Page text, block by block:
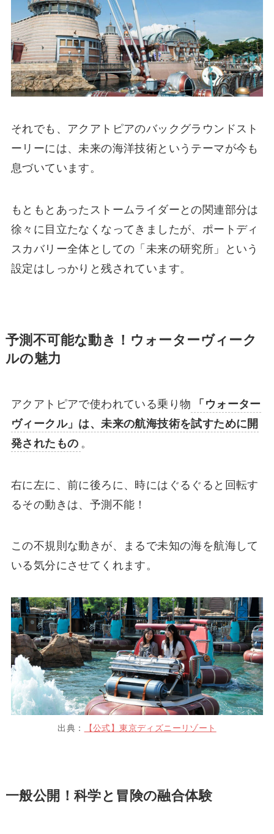
それでも、アクアトピアのバックグラウンドスト
ーリーには、未来の海洋技術というテーマが今も
息づいています。
もともとあったストームライダーとの関連部分は
徐々に目立たなくなってきましたが、ポートディ
スカバリー全体としての「未来の研究所」という
設定はしっかりと残されています。
予測不可能な動き！ウォーターヴィーク
ルの魅力
アクアトピアで使われている乗り物
「ウォーター
ヴィークル」は、未来の航海技術を試すために開
発されたもの 。
右に左に、前に後ろに、時にはぐるぐると回転す
るその動きは、予測不能！
この不規則な動きが、まるで未知の海を航海して
いる気分にさせてくれます。
出典： 【公式】東京ディズニーリゾート
一般公開！科学と冒険の融合体験